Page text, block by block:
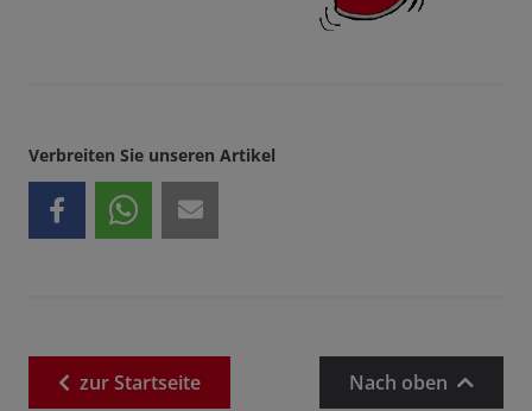
Verbreiten Sie unseren Artikel
zurStartseite Nach oben